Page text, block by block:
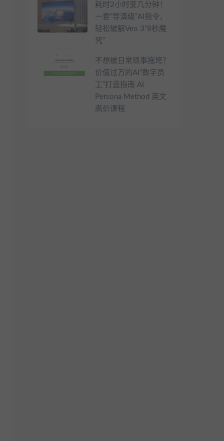
耗时2小时变几分钟！
一套“导演级”AI指令，
轻松破解Veo 3“8秒魔
咒”
不想被日常琐事拖垮？
价值过万的AI“数字员
工”打造指南 AI
Persona Method 英文
高价课程